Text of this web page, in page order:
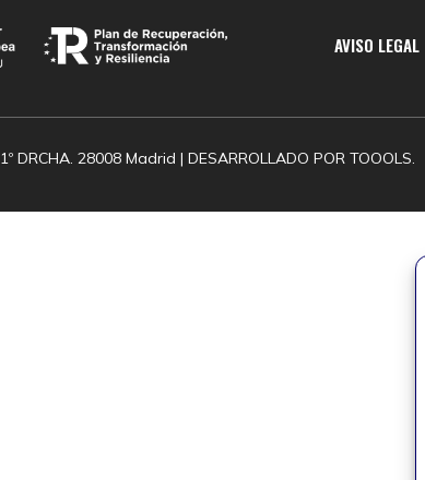
AVISO LEGAL
DRCHA. 28008 Madrid | DESARROLLADO POR TOOOLS.